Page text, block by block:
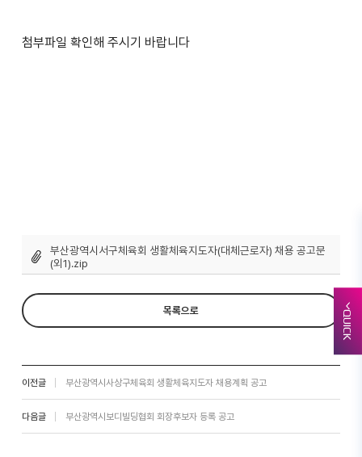
QUICK
첨부파일 확인해 주시기 바랍니다
부산광역시서구체육회 생활체육지도자(대체근로자) 채용 공고문
(외1).zip
목록으로
이전글 부산광역시사상구체육회 생활체육지도자 채용계획 공고
다음글 부산광역시보디빌딩협회 회장후보자 등록 공고